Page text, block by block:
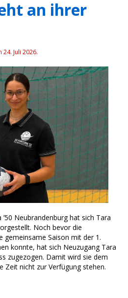
an ihrer
24. Juli 2026.
Neubrandenburg hat sich Tara
Noch bevor die
gemeinsame Saison mit der 1.
konnte, hat sich Neuzugang Tara
zugezogen. Damit wird sie dem
Zeit nicht zur Verfügung stehen.